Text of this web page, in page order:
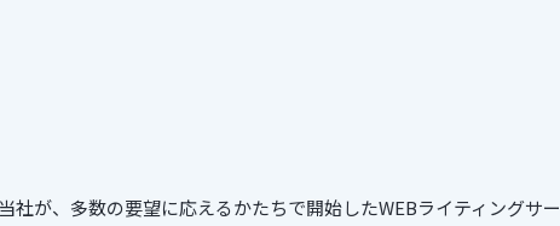
が、多数の要望に応えるかたちで開始したWEBライティングサー